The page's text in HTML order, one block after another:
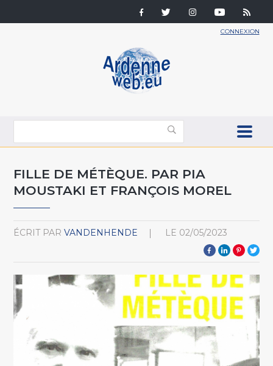
CONNEXION
FILLE DE MÉTÈQUE. PAR PIA
MOUSTAKI ET FRANÇOIS MOREL
ÉCRIT PAR VANDENHENDE LE 02/05/2023